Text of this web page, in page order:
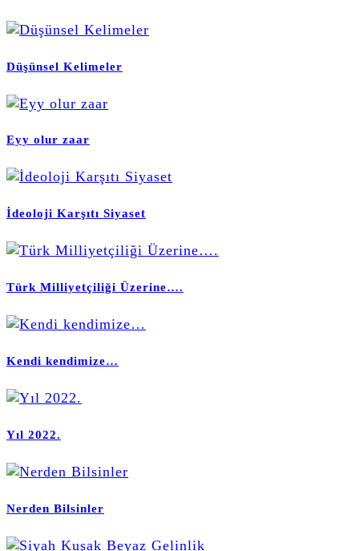
Düşünsel Kelimeler
Eyy olur zaar
İdeoloji Karşıtı Siyaset
Türk Milliyetçiliği Üzerine….
Kendi kendimize…
Yıl 2022.
Nerden Bilsinler